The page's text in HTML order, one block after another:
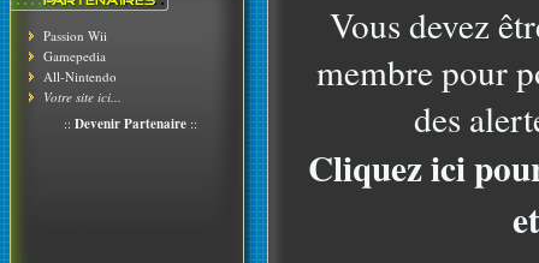
Passion Wii
Gamepedia
All-Nintendo
Votre site ici...
:: Devenir Partenaire ::
Vous devez
membre pour
des
Cliquez ici